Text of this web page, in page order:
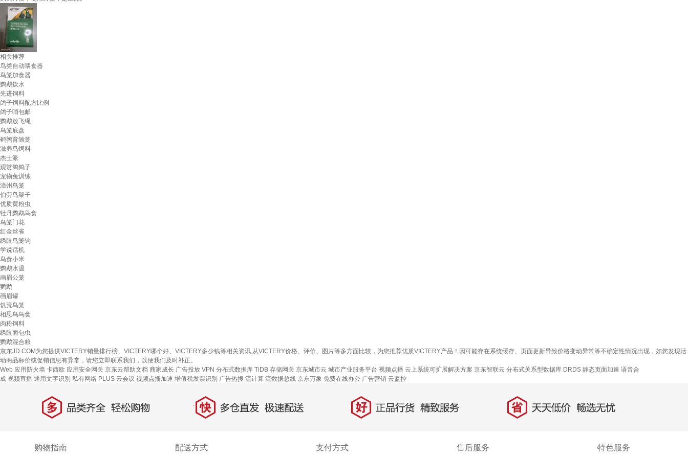
相关推荐
鸟类自动喂食器
鸟笼加食器
鹦鹉饮水
先进饲料
鸽子饲料配方比例
鸽子哨包邮
鹦鹉放飞绳
鸟笼底盘
鹌鹑育雏笼
滋养鸟饲料
杰士派
观赏鸽鸽子
宠物兔训练
漳州鸟笼
伯劳鸟架子
优质黄粉虫
牡丹鹦鹉鸟食
鸟笼门花
红金丝雀
绣眼鸟笼钩
学说话机
鸟食小米
鹦鹉水温
画眉公笼
鹦鹉
画眉罐
饥荒鸟笼
相思鸟鸟食
肉粉饲料
绣眼面包虫
鹦鹉混合粮
京东JD.COM为您提供VICTERY销量排行榜、VICTERY哪个好、VICTERY多少钱等相关资讯,从VICTERY价格、评价、图片等多方面比较，为您推荐优质VICTERY产品！因可能存在系统缓存、页面更新导致价格变动异常等不确定性情况出现，如您发现活
动商品标价或促销信息有异常，请您立即联系我们，以便我们及时补正。
Web 应用防火墙 卡西欧 应用安全网关 京东云帮助文档 商家成长 广告投放 VPN 分布式数据库 TiDB 存储网关 京东城市云 城市产业服务平台 视频点播 云上系统可扩展解决方案 京东智联云 分布式关系型数据库 DRDS 静态页面加速 语音合
成 视频直播 通用文字识别 私有网络 PLUS 云会议 视频点播加速 增值税发票识别 广告热搜 流计算 流数据总线 京东万象 免费在线办公 广告营销 云监控
多 品类齐全，轻松购物 快 多仓直发，极速配送 好 正品行货，精致服务 省 天天低价，畅选无忧
购物指南 配送方式 支付方式 售后服务 特色服务